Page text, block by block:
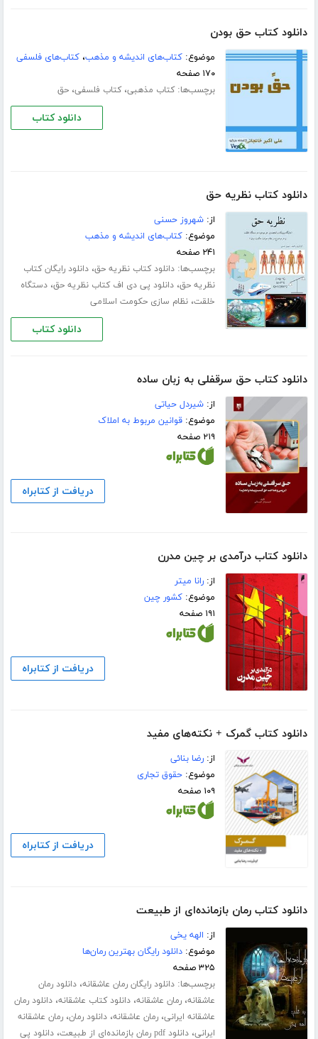
دانلود کتاب حق بودن
موضوع:کتاب‌های اندیشه و مذهب،کتاب‌های فلسفی
۱۷۰ صفحه
برچسب‌ها:کتاب مذهبی،کتاب فلسفی،حق
دانلود کتاب
دانلود کتاب نظریه حق
از:شهروز حسنی
موضوع:کتاب‌های اندیشه و مذهب
۲۴۱ صفحه
برچسب‌ها:دانلود کتاب نظریه حق،دانلود رایگان کتاب
نظریه حق،دانلود پی دی اف کتاب نظریه حق،دستگاه
خلقت،نظام سازی حکومت اسلامی
دانلود کتاب
دانلود کتاب حق سرقفلی به زبان ساده
از:شیردل حیاتی
موضوع:قوانین مربوط به املاک
۲۱۹ صفحه
دریافت از کتابراه
دانلود کتاب درآمدی بر چین مدرن
از:رانا میتر
موضوع:کشور چین
۱۹۱ صفحه
دریافت از کتابراه
دانلود کتاب گمرک + نکته‌های مفید
از:رضا بنائی
موضوع:حقوق تجاری
۱۰۹ صفحه
دریافت از کتابراه
دانلود کتاب رمان بازمانده‌ای از طبیعت
از: الهه یخی
موضوع:دانلود رایگان بهترین رمان‌ها
۳۲۵ صفحه
برچسب‌ها:دانلود رایگان رمان عاشقانه،دانلود رمان
عاشقانه،رمان عاشقانه،دانلود کتاب عاشقانه،دانلود رمان
عاشقانه ایرانی،رمان عاشقانه،دانلود رمان،رمان عاشقانه
ایرانی،دانلود pdf رمان بازمانده‌ای از طبیعت ،دانلود پی